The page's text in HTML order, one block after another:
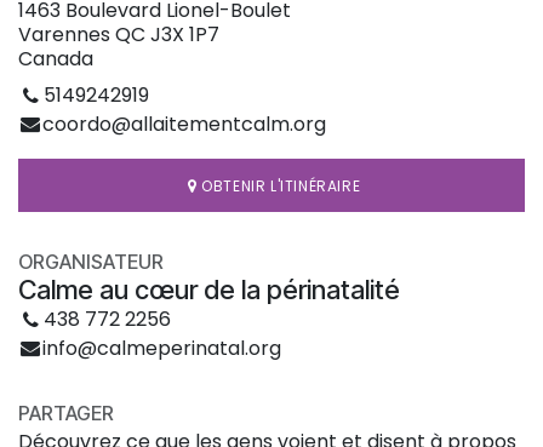
1463 Boulevard Lionel-Boulet
Varennes QC J3X 1P7
Canada
5149242919
coordo@allaitementcalm.org
OBTENIR L'ITINÉRAIRE
ORGANISATEUR
Calme au cœur de la périnatalité
438 772 2256
info@calmeperinatal.org
PARTAGER